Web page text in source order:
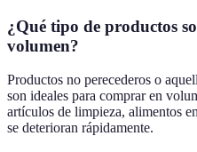
¿Qué tipo de productos
volumen?
Productos no perecederos o
son ideales para comprar en
artículos de limpieza, alimentos
se deterioran rápidamente.